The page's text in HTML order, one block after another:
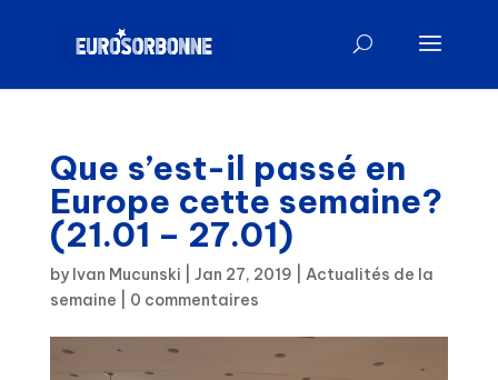
Que s’est-il passé en
Europe cette semaine?
(21.01 – 27.01)
by Ivan Mucunski Jan 27, 2019
Actualités de la
semaine
0 commentaires